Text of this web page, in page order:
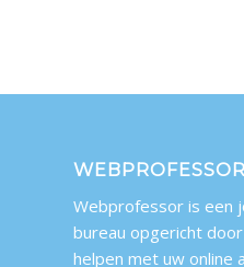
Webprofessor is een
bureau opgericht door
helpen met uw online